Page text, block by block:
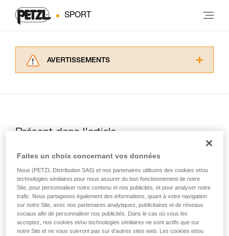
SPORT
AVERTISSEMENTS
d’informations.
la manipulation, seul, en toute sécurité, avant
de la reproduire en autonomie.
Nous donnons des exemples de techniques
liées à votre activité. Il peut en exister d’autres
que nous ne décrivons pas ici.
Présent dans l'article
MINI TRAXION
Poulie-bloqueur ouvrable à haut
rendement
Faites un choix concernant vos données
Nous (PETZL Distribution SAS) et nos partenaires utilisons des cookies et/ou
technologies similaires pour nous assurer du bon fonctionnement de notre
Site, pour personnaliser notre contenu et nos publicités, et pour analyser notre
trafic. Nous partageons également des informations, quant à votre navigation
sur notre Site, avec nos partenaires analytiques, publicitaires et de réseaux
sociaux afin de personnaliser nos publicités. Dans le cas où vous les
acceptez, nos cookies et/ou technologies similaires ne sont actifs que sur
notre Site et ne vous suivront pas sur d’autres sites web. Les cookies et/ou